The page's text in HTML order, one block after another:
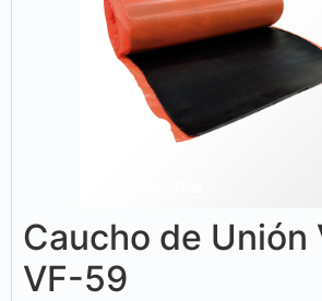
Caucho de Unión
VF-59